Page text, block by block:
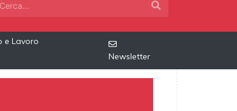
e Lavoro
Newsletter